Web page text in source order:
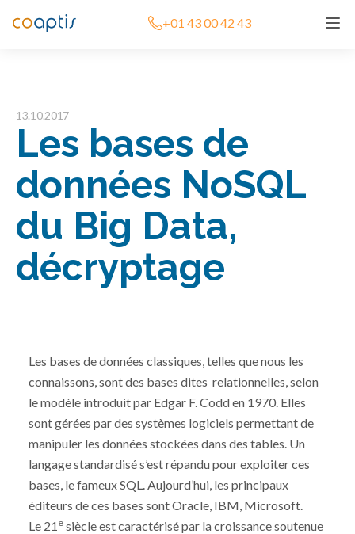
+01 43 00 42 43
13.10.2017
Les bases de
données NoSQL
du Big Data,
décryptage
Les bases de données classiques, telles que nous les
connaissons, sont des bases dites relationnelles, selon
le modèle introduit par Edgar F. Codd en 1970. Elles
sont gérées par des systèmes logiciels permettant de
manipuler les données stockées dans des tables. Un
langage standardisé s’est répandu pour exploiter ces
bases, le fameux SQL. Aujourd’hui, les principaux
éditeurs de ces bases sont Oracle, IBM, Microsoft.
Le 21 e siècle est caractérisé par la croissance soutenue